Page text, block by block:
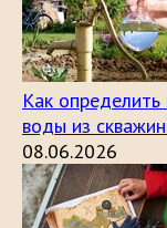
Как определить
воды из
08.06.2026